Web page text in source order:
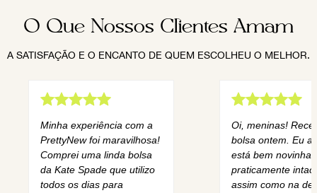
O Que Nossos Clientes Amam
A SATISFAÇÃO E O ENCANTO DE QUEM ESCOLHEU O MELHOR.
Minha experiência com a
PrettyNew foi maravilhosa!
Comprei uma linda bolsa
da Kate Spade que utilizo
todos os dias para
Oi, meninas!
bolsa ontem. Eu
está bem novinha,
praticamente
assim como na